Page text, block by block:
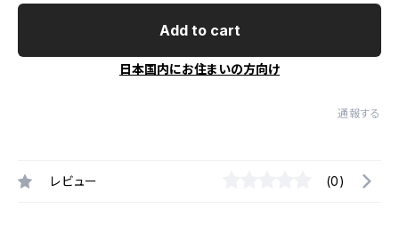
Add to cart
日本国内にお住まいの方向け
通報する
レビュー (0)